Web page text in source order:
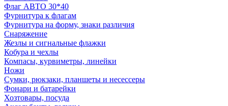
Флаг АВТО 30*40
Фурнитура к флагам
Фурнитура на форму, знаки различия
Снаряжение
Жезлы и сигнальные флажки
Кобура и чехлы
Компасы, курвиметры, линейки
Ножи
Сумки, рюкзаки, планшеты и несессеры
Фонари и батарейки
Хозтовары, посуда